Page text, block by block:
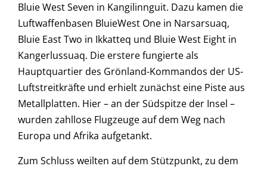
Bluie West Seven in Kangilinnguit. Dazu kamen die
Luftwaffenbasen BluieWest One in Narsarsuaq,
Bluie East Two in Ikkatteq und Bluie West Eight in
Kangerlussuaq. Die erstere fungierte als
Hauptquartier des Grönland-Kommandos der US-
Luftstreitkräfte und erhielt zunächst eine Piste aus
Metallplatten. Hier – an der Südspitze der Insel –
wurden zahllose Flugzeuge auf dem Weg nach
Europa und Afrika aufgetankt.
Zum Schluss weilten auf dem Stützpunkt, zu dem